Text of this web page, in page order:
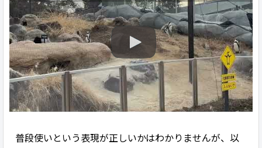
普段使いという表現が正しいかはわかりませんが、以